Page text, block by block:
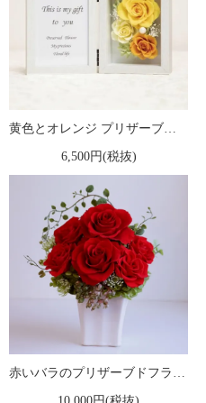
黄色とオレンジ プリザーブドフラワーの写真立て（フォトフレーム） M
6,500円(税抜)
赤いバラのプリザーブドフラワーアレンジ 「シャーロット」レッド